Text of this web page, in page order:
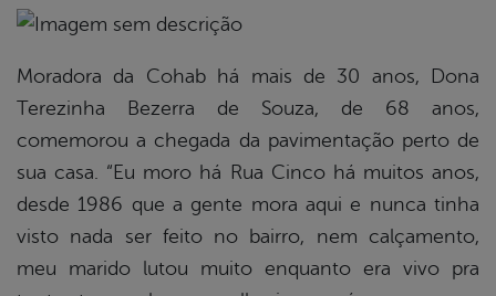
Moradora da Cohab há mais de 30 anos, Dona
Terezinha Bezerra de Souza, de 68 anos,
comemorou a chegada da pavimentação perto de
sua casa. “Eu moro há Rua Cinco há muitos anos,
desde 1986 que a gente mora aqui e nunca tinha
visto nada ser feito no bairro, nem calçamento,
meu marido lutou muito enquanto era vivo pra